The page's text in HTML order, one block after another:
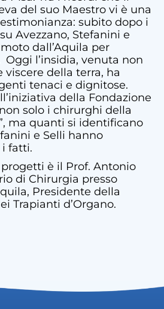
del suo Maestro vi è una
subito dopo i
Avezzano, Stefanini e
dall’Aquila per
l’insidia, venuta non
della terra, ha
tenaci e dignitose.
della Fondazione
solo i chirurghi della
ma quanti si identificano
e Selli hanno
fatti.
è il Prof. Antonio
di Chirurgia presso
Presidente della
Trapianti d’Organo.